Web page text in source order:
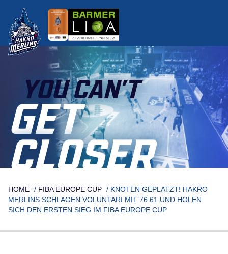
content
YOU CAN’T
GET
CLOSER
HOME / FIBA EUROPE CUP / KNOTEN GEPLATZT! HAKRO
MERLINS SCHLAGEN VOLUNTARI MIT 76:61 UND HOLEN
SICH DEN ERSTEN SIEG IM FIBA EUROPE CUP